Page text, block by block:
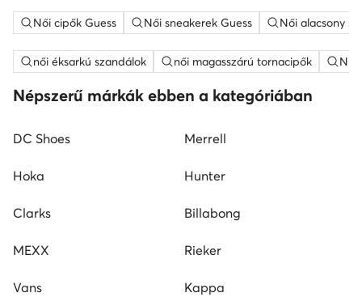
Női cipők Guess Női sneakerek Guess Női alacsony
női éksarkú szandálok női magasszárú tornacipők
Népszerű márkák ebben a kategóriában
DC Shoes Merrell
Hoka Hunter
Clarks Billabong
MEXX Rieker
Vans Kappa